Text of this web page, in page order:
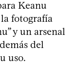
Keanu
fotografía
y un arsenal
del
uso.